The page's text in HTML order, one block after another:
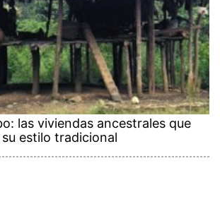
las viviendas ancestrales que
estilo tradicional